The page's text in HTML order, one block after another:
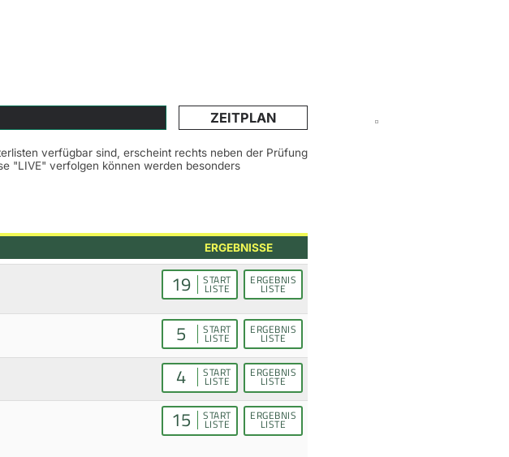
ZEITPLAN
verfügbar sind, erscheint rechts neben der Prüfung
"LIVE" verfolgen können werden besonders
ERGEBNISSE
19 START
LISTE
ERGEBNIS
LISTE
5 START
LISTE
ERGEBNIS
LISTE
4 START
LISTE
ERGEBNIS
LISTE
15 START
LISTE
ERGEBNIS
LISTE